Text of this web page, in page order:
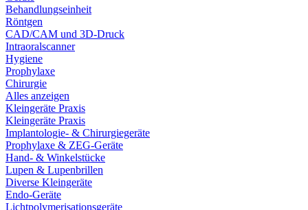
Behandlungseinheit
Röntgen
CAD/CAM und 3D-Druck
Intraoralscanner
Hygiene
Prophylaxe
Chirurgie
Alles anzeigen
Kleingeräte Praxis
Kleingeräte Praxis
Implantologie- & Chirurgiegeräte
Prophylaxe & ZEG-Geräte
Hand- & Winkelstücke
Lupen & Lupenbrillen
Diverse Kleingeräte
Endo-Geräte
Lichtpolymerisationsgeräte